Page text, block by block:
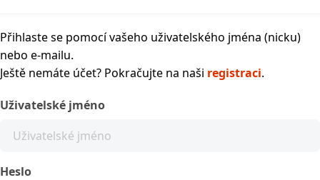
Přihlaste se pomocí vašeho uživatelského jména (nicku)
nebo e-mailu.
Ještě nemáte účet? Pokračujte na naši registraci.
Uživatelské jméno
Heslo